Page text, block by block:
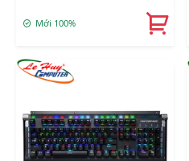
Mới 100%